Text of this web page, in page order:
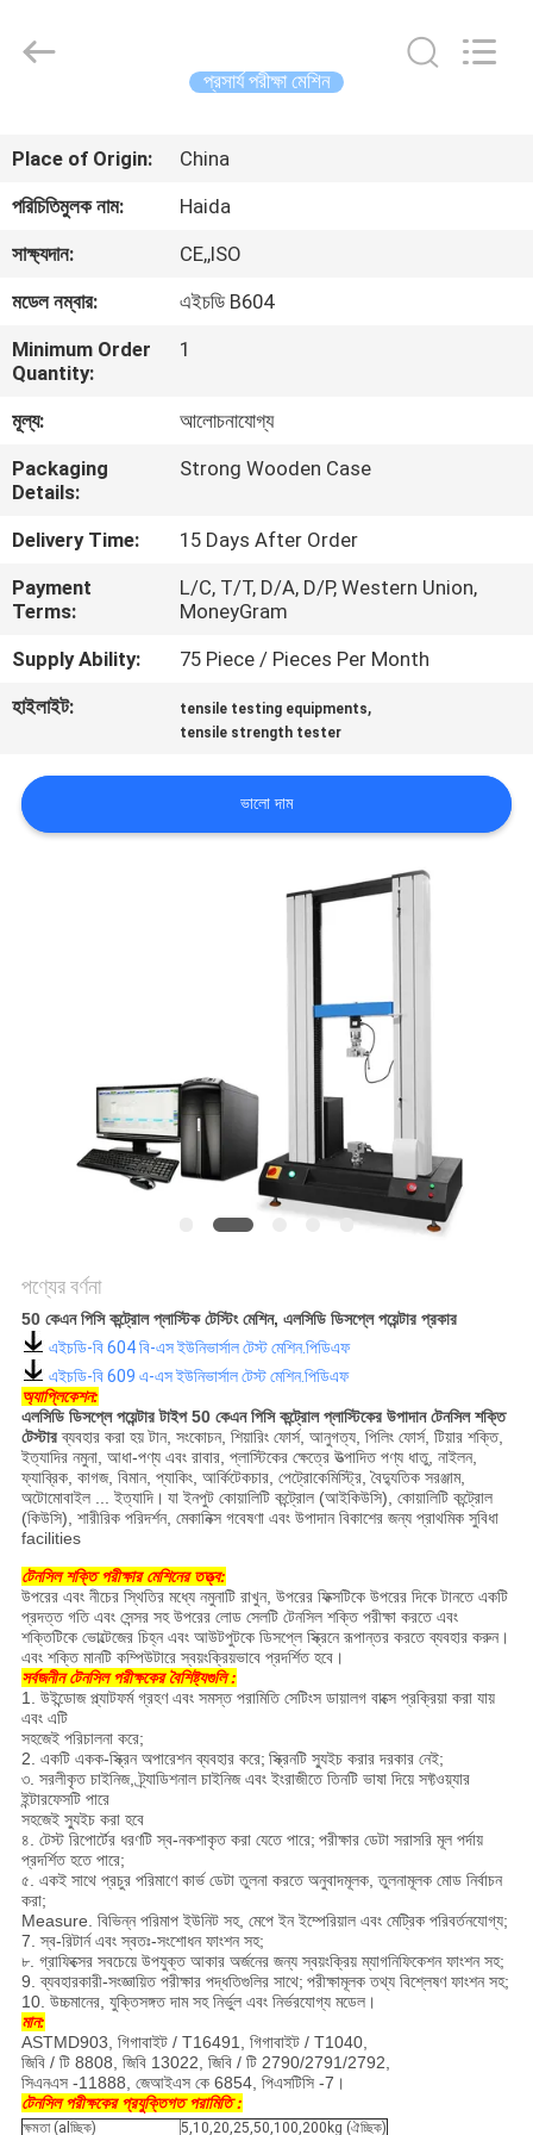
পণ্য
ভিআর
আমাদের
কারখানা
গুণমান
আমাদের
গোপনীয়তা
নীতি
প্রসার্য পরীক্ষা মেশিন
Place of Origin:
China
পরিচিতিমুলক নাম:
Haida
সাক্ষ্যদান:
CE,,ISO
মডেল নম্বার:
এইচডি B604
Minimum Order
Quantity:
1
মূল্য:
আলোচনাযোগ্য
Packaging
Details:
Strong Wooden Case
Delivery Time:
15 Days After Order
Payment
Terms:
L/C, T/T, D/A, D/P, Western Union,
MoneyGram
Supply Ability:
75 Piece / Pieces Per Month
হাইলাইট:
tensile testing equipments,
tensile strength tester
ভালো দাম
পণ্যের বর্ণনা
50 কেএন পিসি কন্ট্রোল প্লাস্টিক টেস্টিং মেশিন, এলসিডি ডিসপ্লে পয়েন্টার প্রকার
এইচডি-বি 604 বি-এস ইউনিভার্সাল টেস্ট মেশিন.পিডিএফ
এইচডি-বি 609 এ-এস ইউনিভার্সাল টেস্ট মেশিন.পিডিএফ
অ্যাপ্লিকেশন:
এলসিডি ডিসপ্লে পয়েন্টার টাইপ 50 কেএন পিসি কন্ট্রোল প্লাস্টিকের উপাদান টেনসিল শক্তি
টেস্টারব্যবহার করা হয় টান, সংকোচন, শিয়ারিং ফোর্স, আনুগত্য, পিলিং ফোর্স, টিয়ার শক্তি,
ইত্যাদির নমুনা, আধা-পণ্য এবং রাবার, প্লাস্টিকের ক্ষেত্রে উত্পাদিত পণ্য ধাতু, নাইলন,
ফ্যাব্রিক, কাগজ, বিমান, প্যাকিং, আর্কিটেকচার, পেট্রোকেমিস্ট্রি, বৈদ্যুতিক সরঞ্জাম,
অটোমোবাইল ... ইত্যাদি। যা ইনপুট কোয়ালিটি কন্ট্রোল (আইকিউসি), কোয়ালিটি কন্ট্রোল
(কিউসি), শারীরিক পরিদর্শন, মেকানিক্স গবেষণা এবং উপাদান বিকাশের জন্য প্রাথমিক সুবিধা
facilities
টেনসিল শক্তি পরীক্ষার মেশিনের তত্ত্ব:
উপরের এবং নীচের স্থিতির মধ্যে নমুনাটি রাখুন, উপরের ফিক্সটিকে উপরের দিকে টানতে একটি
প্রদত্ত গতি এবং সেন্সর সহ উপরের লোড সেলটি টেনসিল শক্তি পরীক্ষা করতে এবং
শক্তিটিকে ভোল্টেজের চিহ্ন এবং আউটপুটকে ডিসপ্লে স্ক্রিনে রূপান্তর করতে ব্যবহার করুন।
এবং শক্তি মানটি কম্পিউটারে স্বয়ংক্রিয়ভাবে প্রদর্শিত হবে।
সর্বজনীন টেনসিল পরীক্ষকেরবৈশিষ্ট্যগুলি:
1. উইন্ডোজ প্ল্যাটফর্ম গ্রহণ এবং সমস্ত পরামিতি সেটিংস ডায়ালগ বাক্সে প্রক্রিয়া করা যায়
এবং এটি
সহজেই পরিচালনা করে;
2. একটি একক-স্ক্রিন অপারেশন ব্যবহার করে; স্ক্রিনটি স্যুইচ করার দরকার নেই;
৩. সরলীকৃত চাইনিজ, ট্র্যাডিশনাল চাইনিজ এবং ইংরাজীতে তিনটি ভাষা দিয়ে সফ্টওয়্যার
ইন্টারফেসটি পারে
সহজেই স্যুইচ করা হবে
৪. টেস্ট রিপোর্টের ধরণটি স্ব-নকশাকৃত করা যেতে পারে; পরীক্ষার ডেটা সরাসরি মূল পর্দায়
প্রদর্শিত হতে পারে;
৫. একই সাথে প্রচুর পরিমাণে কার্ভ ডেটা তুলনা করতে অনুবাদমূলক, তুলনামূলক মোড নির্বাচন
করা;
Measure. বিভিন্ন পরিমাপ ইউনিট সহ, মেপে ইন ইম্পেরিয়াল এবং মেট্রিক পরিবর্তনযোগ্য;
7. স্ব-রিটার্ন এবং স্বতঃ-সংশোধন ফাংশন সহ;
৮. গ্রাফিক্সের সবচেয়ে উপযুক্ত আকার অর্জনের জন্য স্বয়ংক্রিয় ম্যাগনিফিকেশন ফাংশন সহ;
9. ব্যবহারকারী-সংজ্ঞায়িত পরীক্ষার পদ্ধতিগুলির সাথে; পরীক্ষামূলক তথ্য বিশ্লেষণ ফাংশন সহ;
10. উচ্চমানের, যুক্তিসঙ্গত দাম সহ নির্ভুল এবং নির্ভরযোগ্য মডেল।
মান:
ASTMD903, গিগাবাইট / T16491, গিগাবাইট / T1040,
জিবি / টি 8808, জিবি 13022, জিবি / টি 2790/2791/2792,
সিএনএস -11888, জেআইএস কে 6854, পিএসটিসি -7।
টেনসিল পরীক্ষকেরপ্রযুক্তিগত পরামিতি:
ক্ষমতা (alচ্ছিক) 5,10,20,25,50,100,200kg (ঐচ্ছিক)